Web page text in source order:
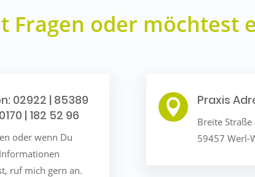
Fragen oder möchtest
02922 | 85389
| 182 52 96
oder wenn Du
ruf mich gern an.
 Praxis
Breite Straße
59457 Werl-